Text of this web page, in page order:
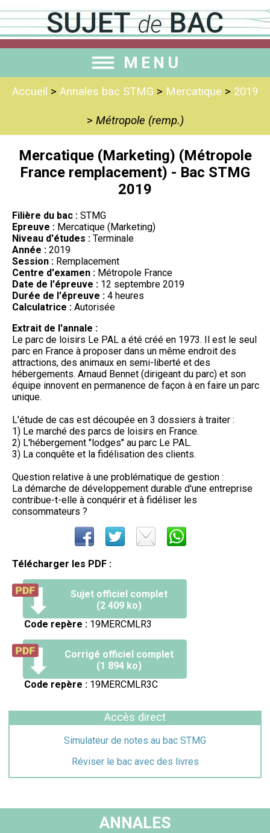
MENU
Accueil > Annales bac STMG > Mercatique > 2019
> Métropole (remp.)
Mercatique (Marketing) (Métropole
France remplacement) - Bac STMG
2019
Filière du bac : STMG
Epreuve : Mercatique (Marketing)
Niveau d'études : Terminale
Année : 2019
Session : Remplacement
Centre d'examen : Métropole France
Date de l'épreuve : 12 septembre 2019
Durée de l'épreuve : 4 heures
Calculatrice : Autorisée
Extrait de l'annale :
Le parc de loisirs Le PAL a été créé en 1973. Il est le seul
parc en France à proposer dans un même endroit des
attractions, des animaux en semi-liberté et des
hébergements. Arnaud Bennet (dirigeant du parc) et son
équipe innovent en permanence de façon à en faire un parc
unique.
L'étude de cas est découpée en 3 dossiers à traiter :
1) Le marché des parcs de loisirs en France.
2) L'hébergement "lodges" au parc Le PAL.
3) La conquête et la fidélisation des clients.
Question relative à une problématique de gestion :
La démarche de développement durable d'une entreprise
contribue-t-elle à conquérir et à fidéliser les
consommateurs ?
Télécharger les PDF :
Sujet officiel complet
(2 409 ko)
Code repère : 19MERCMLR3
Corrigé officiel complet
(1 894 ko)
Code repère : 19MERCMLR3C
Accès direct
Simulateur de notes au bac STMG
Réviser le bac avec des livres
ANNALES